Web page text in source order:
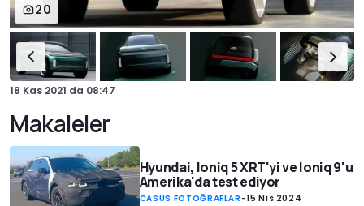
20
18 Kas 2021 da 08:47
Makaleler
Hyundai, Ioniq 5 XRT'yi ve Ioniq 9'u
Amerika'da test ediyor
CASUS FOTOĞRAFLAR -15 Nis 2024